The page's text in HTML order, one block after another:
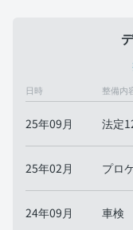
日時 整備内
25年09月 法定
25年02月 プロ
24年09月 車検